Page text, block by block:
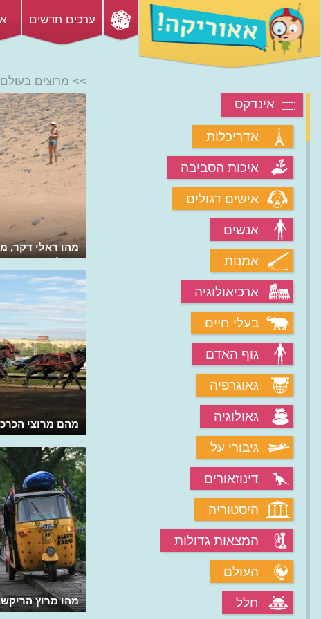
ערכים חדשים
אינדקס
אדריכלות
איכות הסביבה
אישים דגולים
אנשים
אמנות
ארכיאולוגיה
בעלי חיים
גוף האדם
גאוגרפיה
גאולוגיה
גיבורי על
דינוזאורים
היסטוריה
המצאות גדולות
העולם
חלל
>> מרוצים בעולם
מהו ראלי דקר,
בעולם?
מהם מרוצי
מהו מרוץ
מהם מרוצי הגמלים של המדבר?
מהו מרוץ השוורים של פסטיבל סן פרמין
בפמפלונה?